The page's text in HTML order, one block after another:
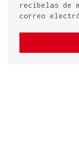
recíbelas de
correo